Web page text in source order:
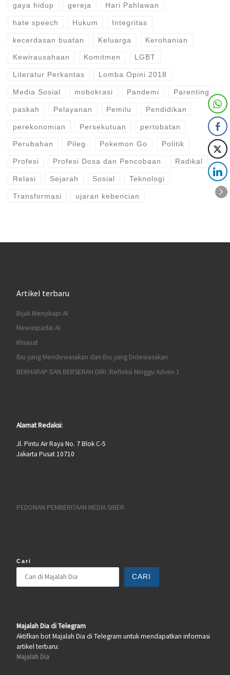
gaya hidup gereja Hari Pahlawan
hate speech Hukum Integritas
kecerdasan buatan Keluarga Kerohanian
Kewirausahaan Komitmen LGBT
Literatur Perkantas Lomba Opini 2018
Media Sosial mobokrasi Pandemi Parenting
paskah Pelayanan Pemilu Pendidikan
perekonomian Persekutuan pertobatan
Perubahan Pileg Pokemon Go Politik
Profesi Profesi Dosa dan Pencobaan Radikal
Relasi Sejarah Sosial Teknologi
Transformasi ujaran kebencian
Artikel terbaru
Bijak Menyikapi AI
Mewaspadai AI
Khianat
Ibu yang Mendewasakan dan Ibu yang Didewasakan
BERHARAP DAN BERSERAH DIRI :Refleksi Minggu Adven 1
Alamat Redaksi:
Jl. Pintu Air Raya No. 7 Blok C-5
Jakarta Pusat 10710
PEDOMAN PEMBERITAAN MEDIA SIBER
Cari
CARI
Majalah Dia di Telegram
Aktifkan bot Majalah Dia di Telegram untuk mendapatkan informasi
artikel terbaru:
Majalah Dia